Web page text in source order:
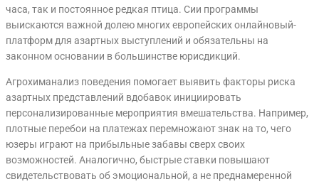
часа, так и постоянное редкая птица. Сии программы
выискаются важной долею многих европейских онлайновый-
платформ для азартных выступлений и обязательны на
законном основании в большинстве юрисдикций.
Агрохиманализ поведения помогает выявить факторы риска
азартных представлений вдобавок инициировать
персонализированные мероприятия вмешательства. Например,
плотные перебои на платежах перемножают знак на то, чего
юзеры играют на прибыльные забавы сверх своих
возможностей. Аналогично, быстрые ставки повышают
свидетельствовать об эмоциональной, а не преднамеренной